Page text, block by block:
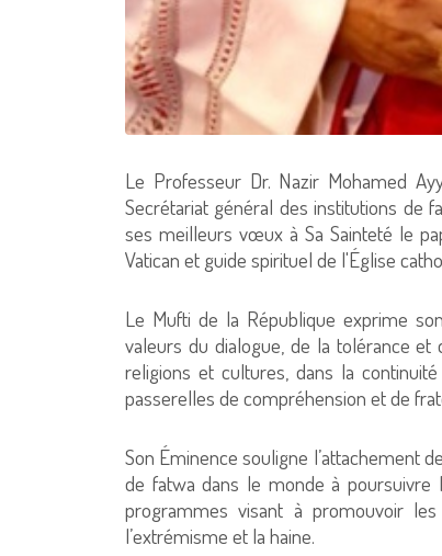
Le Professeur Dr. Nazir Mohamed
Secrétariat général des institutions de
ses meilleurs vœux à Sa Sainteté le
Vatican et guide spirituel de l'Église
Le Mufti de la République exprime
valeurs du dialogue, de la tolérance
religions et cultures, dans la
passerelles de compréhension et de
Son Éminence souligne l’attachement
de fatwa dans le monde à poursuivre
programmes visant à promouvoir
l’extrémisme et la haine.